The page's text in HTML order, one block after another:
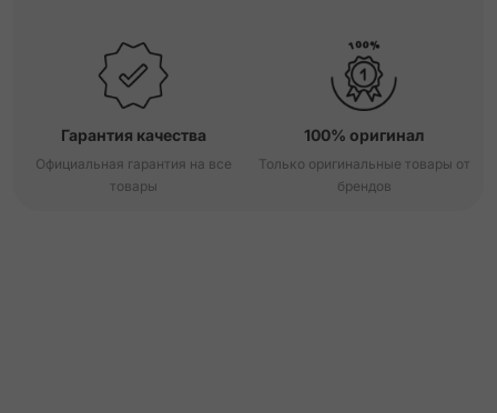
Гарантия качества
Официальная гарантия на все
товары
100% оригинал
Только оригинальные товары от
брендов